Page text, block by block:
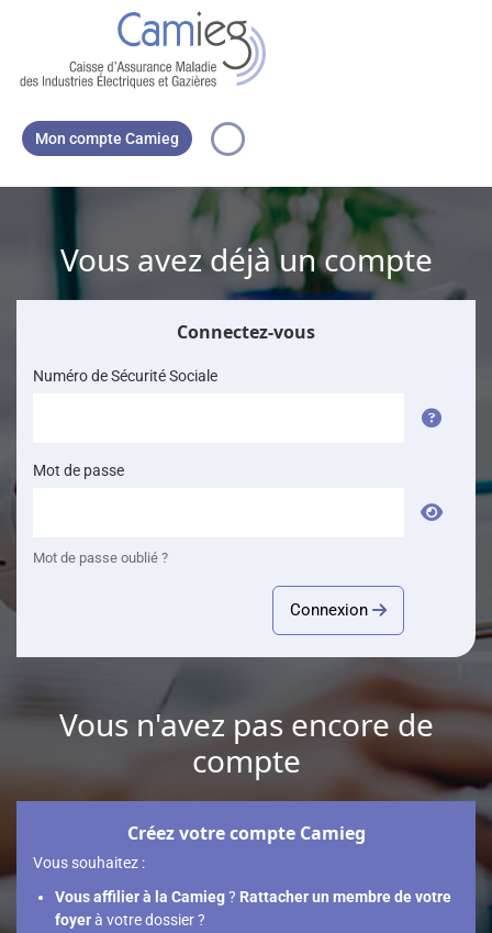
Panneau de gestion des cookies
Mon compte Camieg Vous n'êtes
Vous avez déjà un compte
Connectez-vous
Numéro de Sécurité Sociale
Mot de passe
Mot de passe oublié ?
Connexion
Vous n'avez pas encore de
compte
Créez votre compte Camieg
Vous souhaitez :
Vous affilier à la Camieg? Rattacher un membre de votre
foyerà votre dossier ?